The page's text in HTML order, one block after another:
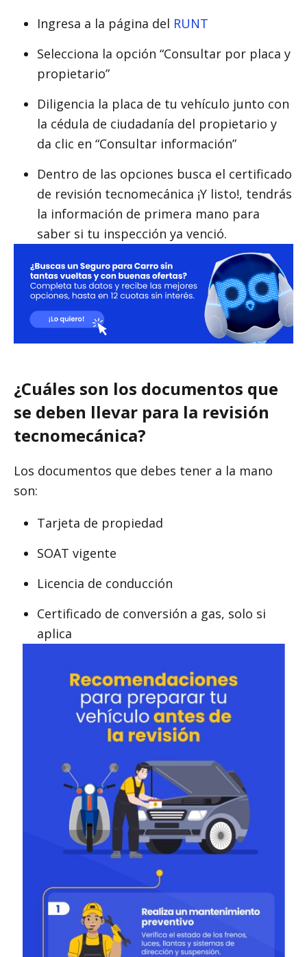
Ingresa a la página del RUNT
Selecciona la opción “Consultar por placa y
propietario”
Diligencia la placa de tu vehículo junto con
la cédula de ciudadanía del propietario y
da clic en “Consultar información”
Dentro de las opciones busca el certificado
de revisión tecnomecánica ¡Y listo!, tendrás
la información de primera mano para
saber si tu inspección ya venció.
¿Cuáles son los documentos que
se deben llevar para la revisión
tecnomecánica?
Los documentos que debes tener a la mano
son:
Tarjeta de propiedad
SOAT vigente
Licencia de conducción
Certificado de conversión a gas, solo si
aplica